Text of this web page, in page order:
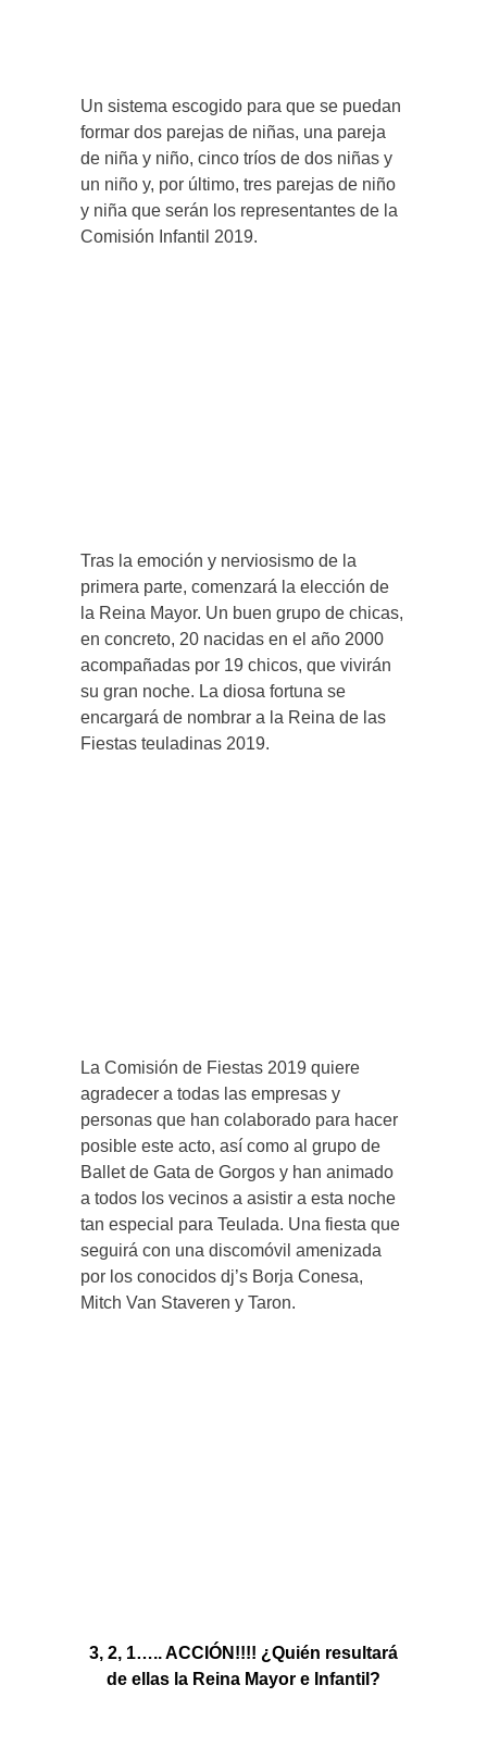
Un sistema escogido para que se puedan
formar dos parejas de niñas, una pareja
de niña y niño, cinco tríos de dos niñas y
un niño y, por último, tres parejas de niño
y niña que serán los representantes de la
Comisión Infantil 2019.
Tras la emoción y nerviosismo de la
primera parte, comenzará la elección de
la Reina Mayor. Un buen grupo de chicas,
en concreto, 20 nacidas en el año 2000
acompañadas por 19 chicos, que vivirán
su gran noche. La diosa fortuna se
encargará de nombrar a la Reina de las
Fiestas teuladinas 2019.
La Comisión de Fiestas 2019 quiere
agradecer a todas las empresas y
personas que han colaborado para hacer
posible este acto, así como al grupo de
Ballet de Gata de Gorgos y han animado
a todos los vecinos a asistir a esta noche
tan especial para Teulada. Una fiesta que
seguirá con una discomóvil amenizada
por los conocidos dj’s Borja Conesa,
Mitch Van Staveren y Taron.
3, 2, 1….. ACCIÓN!!!! ¿Quién resultará
de ellas la Reina Mayor e Infantil?